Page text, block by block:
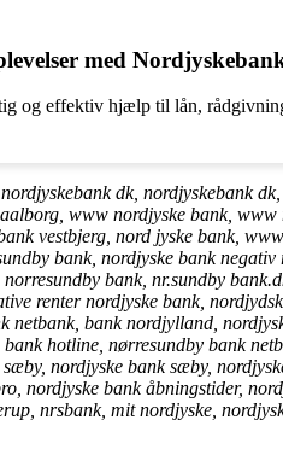
med
og effektiv hjælp til lån,
dk, nordjyskebank
www nordjyske bank,
vestbjerg, nord jyske bank,
bank, nordjyske bank
bank, nr.sundby
renter nordjyske bank,
bank nordjylland,
hotline, nørresundby bank
nordjyske bank sæby,
nordjyske bank åbningstider,
nrsbank, mit nordjyske,